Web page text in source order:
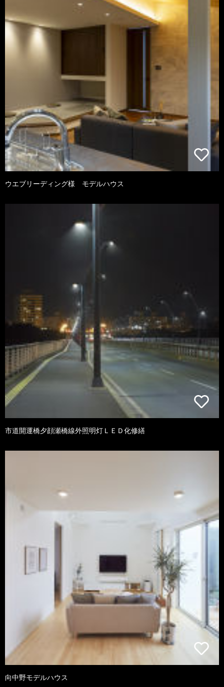
ウエブリーディング様 モデルハウス
市道開運橋夕顔瀬橋線外照明灯ＬＥＤ化修繕
向中野モデルハウス